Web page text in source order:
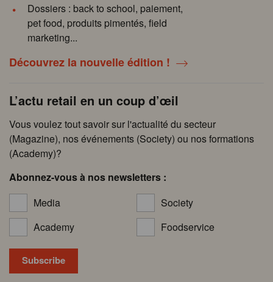
Dossiers : back to school, paiement,
pet food, produits pimentés, field
marketing...
Découvrez la nouvelle édition !
L’actu retail en un coup d’œil
Vous voulez tout savoir sur l'actualité du secteur
(Magazine), nos événements (Society) ou nos formations
(Academy)?
Abonnez-vous à nos newsletters :
Media
Society
Academy
Foodservice